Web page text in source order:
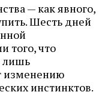
— как явного,
Шесть дней
того, что
лишь
изменению
инстинктов.